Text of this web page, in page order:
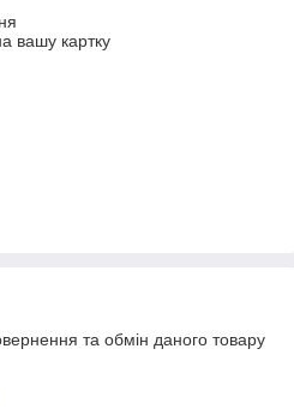
вашу картку
та обмін даного товару